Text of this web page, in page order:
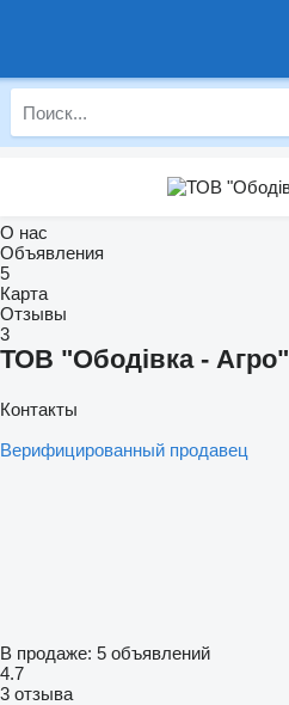
О нас
Объявления
5
Карта
Отзывы
3
ТОВ "Ободівка - Агро"
Контакты
Верифицированный продавец
В продаже: 5 объявлений
4.7
3 отзыва